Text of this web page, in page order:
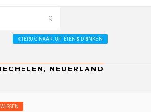
9
TERUG NAAR: UIT ETEN & DRINKEN
WISSEN